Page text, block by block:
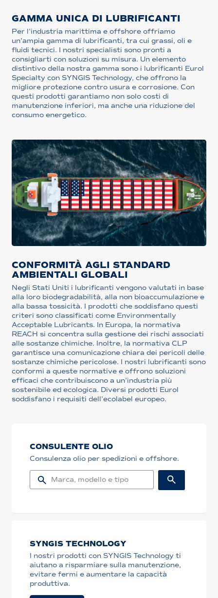
GAMMA UNICA DI LUBRIFICANTI
Per l’industria marittima e offshore offriamo
un’ampia gamma di lubrificanti, tra cui grassi, oli e
fluidi tecnici. I nostri specialisti sono pronti a
consigliarti con soluzioni su misura. Un elemento
distintivo della nostra gamma sono i lubrificanti Eurol
Specialty con SYNGIS Technology, che offrono la
migliore protezione contro usura e corrosione. Con
questi prodotti garantiamo non solo costi di
manutenzione inferiori, ma anche una riduzione del
consumo energetico.
CONFORMITÀ AGLI STANDARD
AMBIENTALI GLOBALI
Negli Stati Uniti i lubrificanti vengono valutati in base
alla loro biodegradabilità, alla non bioaccumulazione e
alla bassa tossicità. I prodotti che soddisfano questi
criteri sono classificati come Environmentally
Acceptable Lubricants. In Europa, la normativa
REACH si concentra sulla gestione dei rischi associati
alle sostanze chimiche. Inoltre, la normativa CLP
garantisce una comunicazione chiara dei pericoli delle
sostanze chimiche pericolose. I nostri lubrificanti sono
conformi a queste normative e offrono soluzioni
efficaci che contribuiscono a un’industria più
sostenibile ed ecologica. Diversi prodotti Eurol
soddisfano i requisiti dell’ecolabel europeo.
CONSULENTE OLIO
Consulenza olio per spedizioni e offshore.
SYNGIS TECHNOLOGY
I nostri prodotti con SYNGIS Technology ti
aiutano a risparmiare sulla manutenzione,
evitare fermi e aumentare la capacità
produttiva.